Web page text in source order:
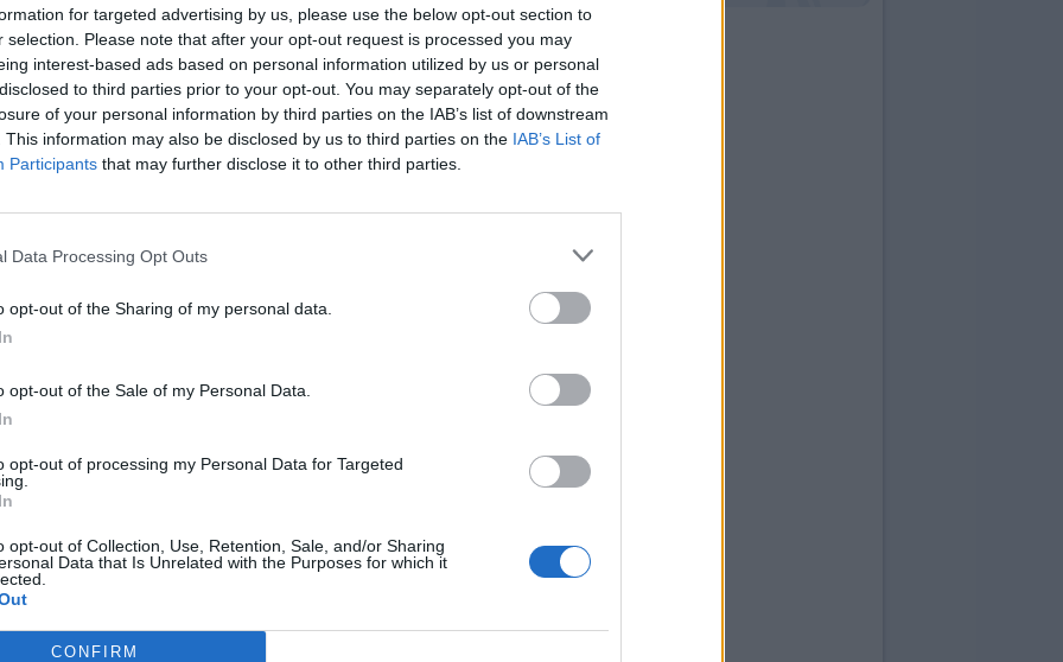
for targeted advertising by us, please use the below opt-out section to
selection. Please note that after your opt-out request is processed you may
interest-based ads based on personal information utilized by us or personal
to third parties prior to your opt-out. You may separately opt-out of the
of your personal information by third parties on the IAB’s list of downstream
This information may also be disclosed by us to third parties on the IAB’s List of
Participants that may further disclose it to other third parties.
Data Processing Opt Outs
opt-out of the Sharing of my personal data.
opt-out of the Sale of my Personal Data.
opt-out of processing my Personal Data for Targeted
opt-out of Collection, Use, Retention, Sale, and/or Sharing
Data that Is Unrelated with the Purposes for which it
CONFIRM
al Fantacalcio
dargli nuovamente fiducia, anche se rischia
propensione all'attacco può fare male al
ma viene da tre 6.5 in pagella di fila. Le
più che positive. Che possa essere la volta
ma contro la Juve è chiamato ad essere
Parma. Può sbloccarsi contro una big.
dietro fa fatica, Delprato fa il centrale e non
in giornata, rischia di portare bonus
sbloccato ed ora può dare continuità ai
e le giocate rischiano di fare davvero male al
al Fantacalcio